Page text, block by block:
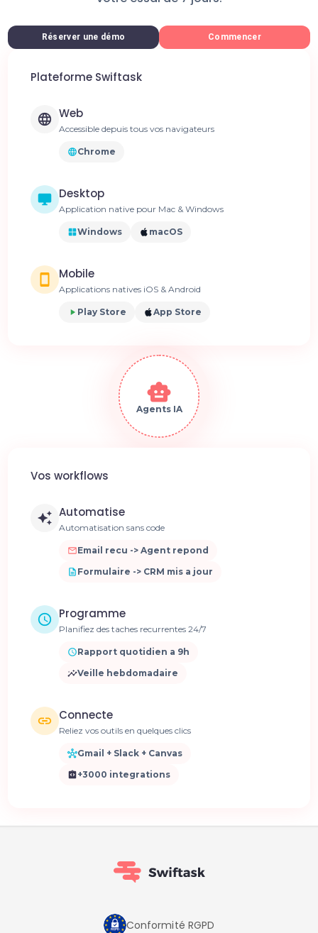
Réserver une démo Commencer
Plateforme Swiftask
Web
Accessible depuis tous vos navigateurs
Chrome
Desktop
Application native pour Mac & Windows
Windows macOS
Mobile
Applications natives iOS & Android
Play Store App Store
Agents IA
Vos workflows
Automatise
Automatisation sans code
Email recu -> Agent repond
Formulaire -> CRM mis a jour
Programme
Planifiez des taches recurrentes 24/7
Rapport quotidien a 9h
Veille hebdomadaire
Connecte
Reliez vos outils en quelques clics
Gmail + Slack + Canvas
+3000 integrations
Conformité RGPD